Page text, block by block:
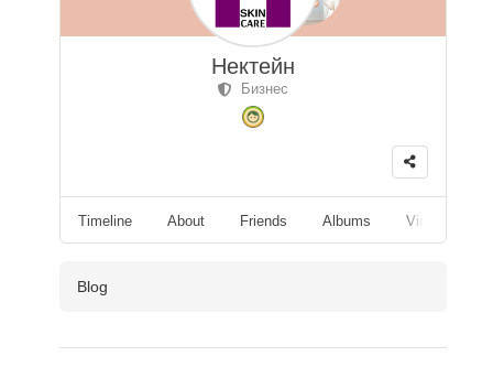
Нектейн
Бизнес
Timeline About Friends Albums Videos
Blog